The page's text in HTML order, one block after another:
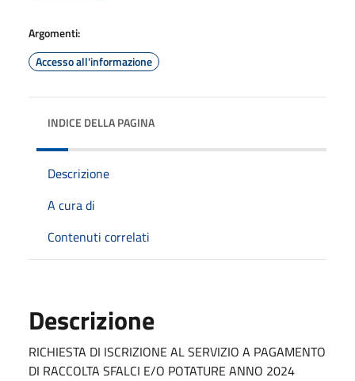
Argomenti:
Accesso all'informazione
INDICE DELLA PAGINA
Descrizione
A cura di
Contenuti correlati
Descrizione
RICHIESTA DI ISCRIZIONE AL SERVIZIO A PAGAMENTO
DI RACCOLTA SFALCI E/O POTATURE ANNO 2024